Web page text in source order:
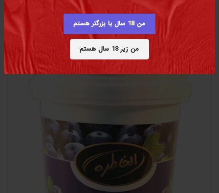
من 18 سال یا بزرگتر هستم
من زیر 18 سال هستم
معسل بلوبری 250 گرمی